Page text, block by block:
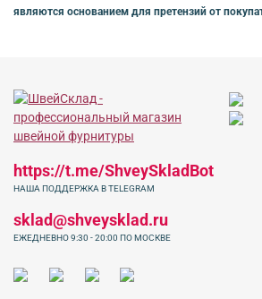
являются основанием для претензий от
https://t.me/ShveySkladBot
НАША ПОДДЕРЖКА В TELEGRAM
sklad@shveysklad.ru
ЕЖЕДНЕВНО 9:30 - 20:00 ПО МОСКВЕ